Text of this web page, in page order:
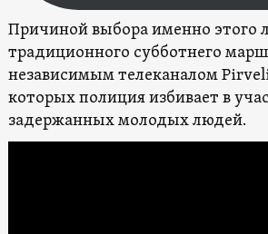
Причиной выбора именно этого
традиционного субботнего
независимым телеканалом
которых полиция избивает в
задержанных молодых людей.